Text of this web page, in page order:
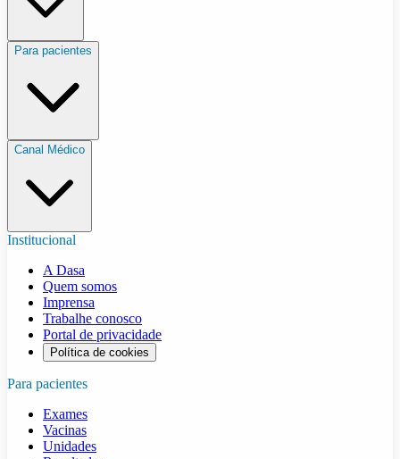
Para pacientes
Canal Médico
Institucional
A Dasa
Quem somos
Imprensa
Trabalhe conosco
Portal de privacidade
Política de cookies
Para pacientes
Exames
Vacinas
Unidades